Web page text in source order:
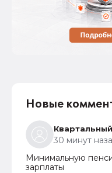
Новые
30 минут
Минимальную
зарплаты